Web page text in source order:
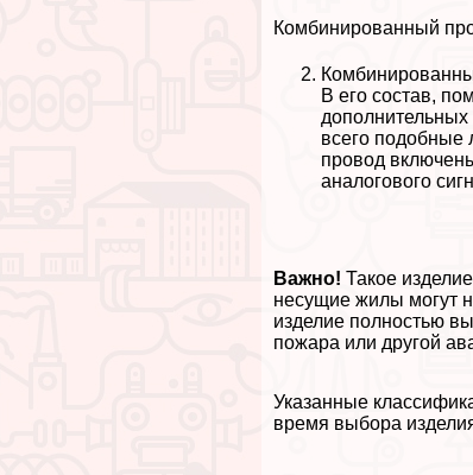
Комбинированный
В его состав,
дополнительных
всего подобные
провод
аналогового
Важно! Такое
несущие жилы могут
изделие полностью
пожара или другой
Указанные
время выбора